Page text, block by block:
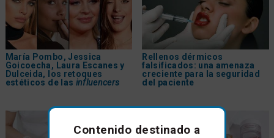
María Pombo, Jessica
Goicoecha, Laura Escanes y
Dulceida, los retoques
estéticos de las influencers
Rellenos dérmicos
falsificados: una amenaza
creciente para la seguridad
del paciente
Contenido destinado a